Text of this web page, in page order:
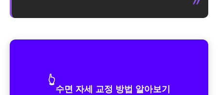
👆
수면 자세 교정 방법 알아보기